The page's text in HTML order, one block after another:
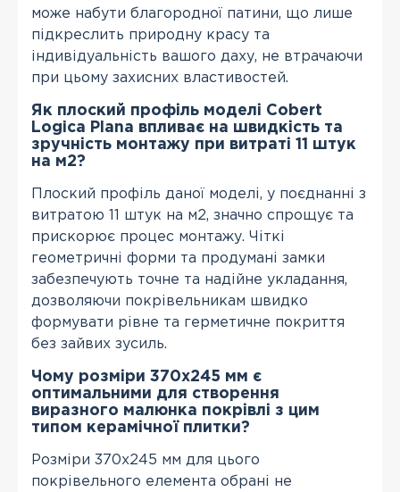
може набути благородної патини, що лише
підкреслить природну красу та
індивідуальність вашого даху, не втрачаючи
при цьому захисних властивостей.
Як плоский профіль моделі Cobert
Logica Plana впливає на швидкість та
зручність монтажу при витраті 11 штук
на м2?
Плоский профіль даної моделі, у поєднанні з
витратою 11 штук на м2, значно спрощує та
прискорює процес монтажу. Чіткі
геометричні форми та продумані замки
забезпечують точне та надійне укладання,
дозволяючи покрівельникам швидко
формувати рівне та герметичне покриття
без зайвих зусиль.
Чому розміри 370х245 мм є
оптимальними для створення
виразного малюнка покрівлі з цим
типом керамічної плитки?
Розміри 370х245 мм для цього
покрівельного елемента обрані не